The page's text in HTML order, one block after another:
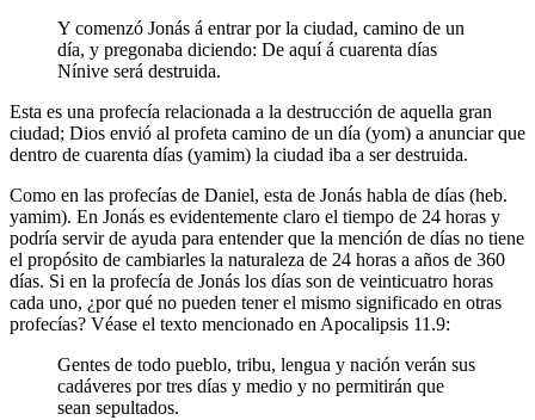
Y comenzó Jonás á entrar por la ciudad, camino de un
día, y pregonaba diciendo: De aquí á cuarenta días
Nínive será destruida.
Esta es una profecía relacionada a la destrucción de aquella gran
ciudad; Dios envió al profeta camino de un día (yom) a anunciar que
dentro de cuarenta días (yamim) la ciudad iba a ser destruida.
Como en las profecías de Daniel, esta de Jonás habla de días (heb.
yamim). En Jonás es evidentemente claro el tiempo de 24 horas y
podría servir de ayuda para entender que la mención de días no tiene
el propósito de cambiarles la naturaleza de 24 horas a años de 360
días. Si en la profecía de Jonás los días son de veinticuatro horas
cada uno, ¿por qué no pueden tener el mismo significado en otras
profecías? Véase el texto mencionado en Apocalipsis 11.9:
Gentes de todo pueblo, tribu, lengua y nación verán sus
cadáveres por tres días y medio y no permitirán que
sean sepultados.